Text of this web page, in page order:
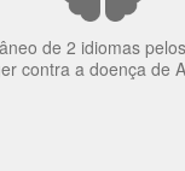
de 2 idiomas
contra a doença de